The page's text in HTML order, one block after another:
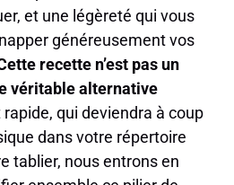
et une légèreté qui vous
généreusement vos
recette n’est pas un
véritable alternative
rapide, qui deviendra à coup
dans votre répertoire
tablier, nous entrons en